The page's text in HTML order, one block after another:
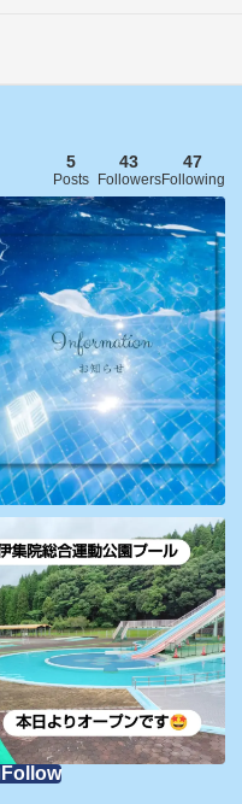
5
Posts
43
Followers
47
Following
Follow